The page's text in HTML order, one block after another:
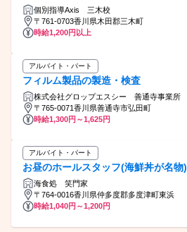
個別指導Axis 三木校
〒761-0703香川県木田郡三木町
時給1,200円以上
アルバイト・パート
フィルム製品の製造・検査
株式会社グロップエスシー 善通寺事業所
〒765-0071香川県善通寺市弘田町
時給1,300円～1,625円
アルバイト・パート
お昼のホールスタッフ(海鮮丼が名物)
海食処 笑門家
〒764-0016香川県仲多度郡多度津町東浜
時給1,040円～1,200円